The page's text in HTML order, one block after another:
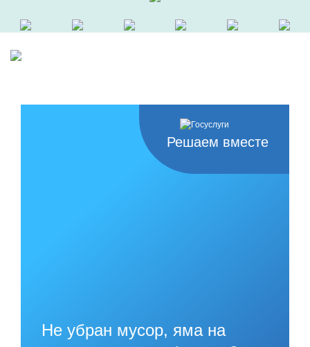
Решаем вместе
Не убран мусор, яма на